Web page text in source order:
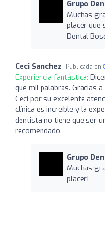
Grupo
Muchas
placer que
Dental
Ceci Sanchez Publicada en
Experiencia fantástica:
que mil palabras. Gracias
Ceci por su excelente
clínica es increíble y la
dentista no tiene que ser
recomendado
Grupo
Muchas
placer!